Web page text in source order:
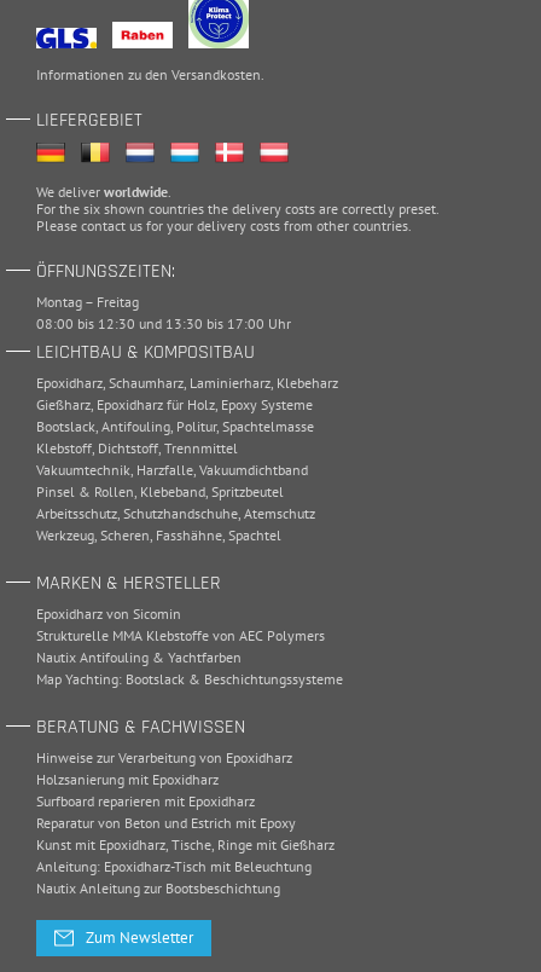
Informationen zu den Versandkosten.
LIEFERGEBIET
We deliver worldwide.
For the six shown countries the delivery costs are correctly preset.
Please contact us for your delivery costs from other countries.
ÖFFNUNGSZEITEN:
Montag – Freitag
08:00 bis 12:30 und 13:30 bis 17:00 Uhr
LEICHTBAU & KOMPOSITBAU
Epoxidharz, Schaumharz, Laminierharz, Klebeharz
Gießharz, Epoxidharz für Holz, Epoxy Systeme
Bootslack, Antifouling, Politur, Spachtelmasse
Klebstoff, Dichtstoff, Trennmittel
Vakuumtechnik, Harzfalle, Vakuumdichtband
Pinsel & Rollen, Klebeband, Spritzbeutel
Arbeitsschutz, Schutzhandschuhe, Atemschutz
Werkzeug, Scheren, Fasshähne, Spachtel
MARKEN & HERSTELLER
Epoxidharz von Sicomin
Strukturelle MMA Klebstoffe von AEC Polymers
Nautix Antifouling & Yachtfarben
Map Yachting: Bootslack & Beschichtungssysteme
BERATUNG & FACHWISSEN
Hinweise zur Verarbeitung von Epoxidharz
Holzsanierung mit Epoxidharz
Surfboard reparieren mit Epoxidharz
Reparatur von Beton und Estrich mit Epoxy
Kunst mit Epoxidharz, Tische, Ringe mit Gießharz
Anleitung: Epoxidharz-Tisch mit Beleuchtung
Nautix Anleitung zur Bootsbeschichtung
Zum Newsletter